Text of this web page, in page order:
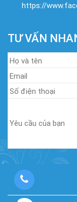
https://
TƯ VẤN